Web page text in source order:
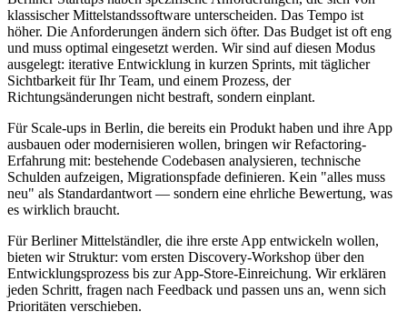
klassischer Mittelstandssoftware unterscheiden. Das Tempo ist
höher. Die Anforderungen ändern sich öfter. Das Budget ist oft eng
und muss optimal eingesetzt werden. Wir sind auf diesen Modus
ausgelegt: iterative Entwicklung in kurzen Sprints, mit täglicher
Sichtbarkeit für Ihr Team, und einem Prozess, der
Richtungsänderungen nicht bestraft, sondern einplant.
Für Scale-ups in Berlin, die bereits ein Produkt haben und ihre App
ausbauen oder modernisieren wollen, bringen wir Refactoring-
Erfahrung mit: bestehende Codebasen analysieren, technische
Schulden aufzeigen, Migrationspfade definieren. Kein "alles muss
neu" als Standardantwort — sondern eine ehrliche Bewertung, was
es wirklich braucht.
Für Berliner Mittelständler, die ihre erste App entwickeln wollen,
bieten wir Struktur: vom ersten Discovery-Workshop über den
Entwicklungsprozess bis zur App-Store-Einreichung. Wir erklären
jeden Schritt, fragen nach Feedback und passen uns an, wenn sich
Prioritäten verschieben.